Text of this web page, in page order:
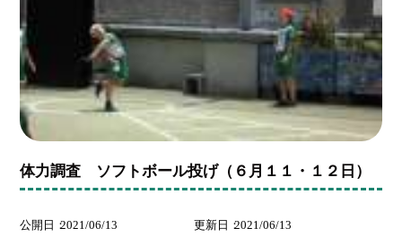
体力調査 ソフトボール投げ（６月１１・１２日）
公開日 2021/06/13 更新日 2021/06/13